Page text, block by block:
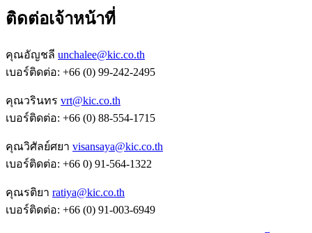
ติดต่อเจ้าหน้าที่
คุณอัญชลี unchalee@kic.co.th
เบอร์ติดต่อ: +66 (0) 99-242-2495
คุณวรินทร vrt@kic.co.th
เบอร์ติดต่อ: +66 (0) 88-554-1715
คุณวิศัลย์ศยา visansaya@kic.co.th
เบอร์ติดต่อ: +66 0) 91-564-1322
คุณรติยา ratiya@kic.co.th
เบอร์ติดต่อ: +66 (0) 91-003-6949